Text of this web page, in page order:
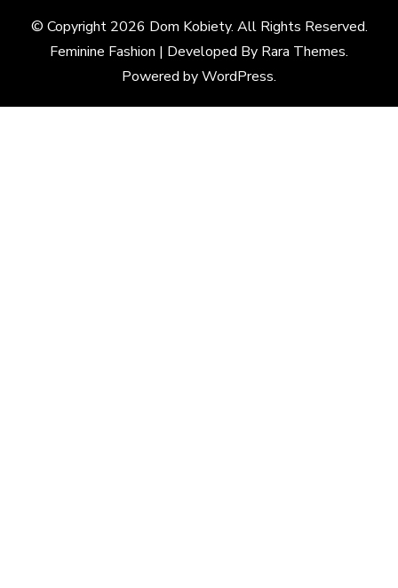
© Copyright 2026 Dom Kobiety. All Rights Reserved.
Feminine Fashion | Developed By Rara Themes.
Powered byWordPress.